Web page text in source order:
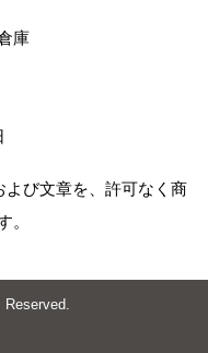
庫
び文章を、許可なく商
。